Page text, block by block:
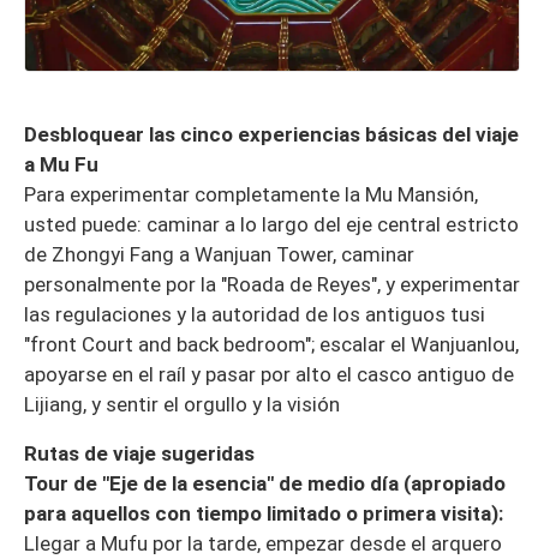
Desbloquear las cinco experiencias básicas del viaje
a Mu Fu
Para experimentar completamente la Mu Mansión,
usted puede: caminar a lo largo del eje central estricto
de Zhongyi Fang a Wanjuan Tower, caminar
personalmente por la "Roada de Reyes", y experimentar
las regulaciones y la autoridad de los antiguos tusi
"front Court and back bedroom"; escalar el Wanjuanlou,
apoyarse en el raíl y pasar por alto el casco antiguo de
Lijiang, y sentir el orgullo y la visión
Rutas de viaje sugeridas
Tour de "Eje de la esencia" de medio día (apropiado
para aquellos con tiempo limitado o primera visita):
Llegar a Mufu por la tarde, empezar desde el arquero